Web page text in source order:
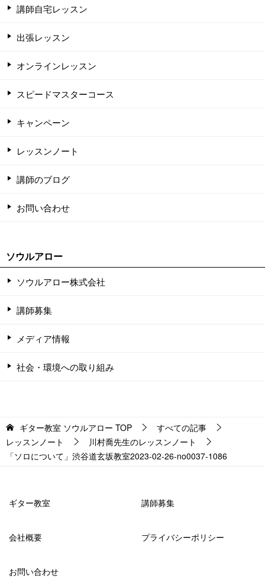
講師自宅レッスン
出張レッスン
オンラインレッスン
スピードマスターコース
キャンペーン
レッスンノート
講師のブログ
お問い合わせ
ソウルアロー
ソウルアロー株式会社
講師募集
メディア情報
社会・環境への取り組み
ギター教室 ソウルアロー TOP
すべての記事
レッスンノート
川村喬先生のレッスンノート
「ソロについて」渋谷道玄坂教室2023-02-26-­no0037-­1086
ギター教室 講師募集
会社概要 プライバシーポリシー
お問い合わせ